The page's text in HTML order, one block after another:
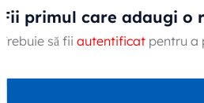
Fii primul care adaugi o
Trebuie să fii autentificat pentru a